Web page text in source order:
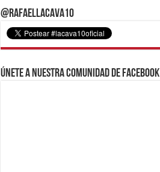
@RafaelLacava10
Únete a nuestra comunidad de Facebook